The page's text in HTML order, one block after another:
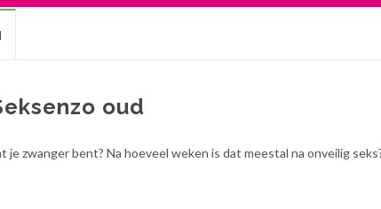
oud
zwanger bent? Na hoeveel weken is dat meestal na onveilig